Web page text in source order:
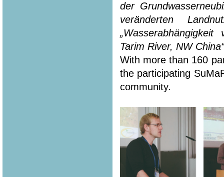
der
veränderten
Tarim River, NW China“
With more than 160
the participating
community.